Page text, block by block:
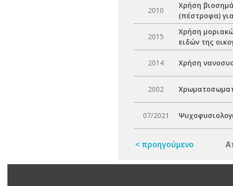
2010
Χρήση
(πέστροφα)
2015
Χρήση
ειδών της
2014 Χρήση
2002
07/2021
< προηγούμενο